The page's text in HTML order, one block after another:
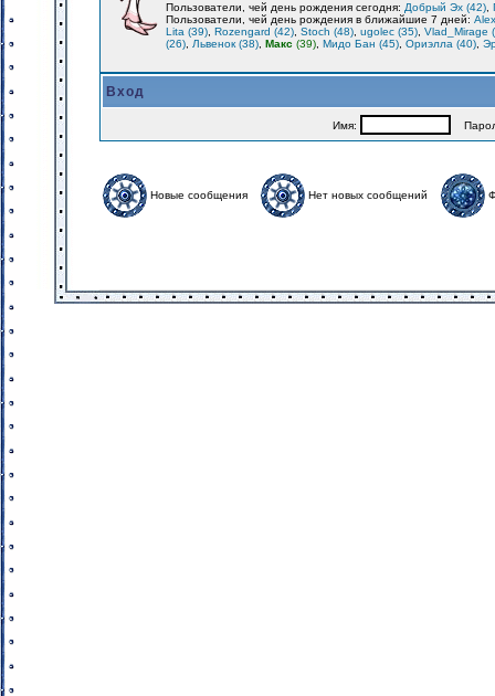
Пользователи, чей день рождения сегодня: Добрый Эх (42)
Пользователи, чей день рождения в ближайшие 7 дней:
Lita (39) Rozengard (42) Stoch (48) ugolec (35) Vlad_Mirage
(26)
Львенок (38) Макс (39) Мидо Бан (45) Ориэлла (40)
Вход
Имя:
Новые сообщения Нет новых сообщений